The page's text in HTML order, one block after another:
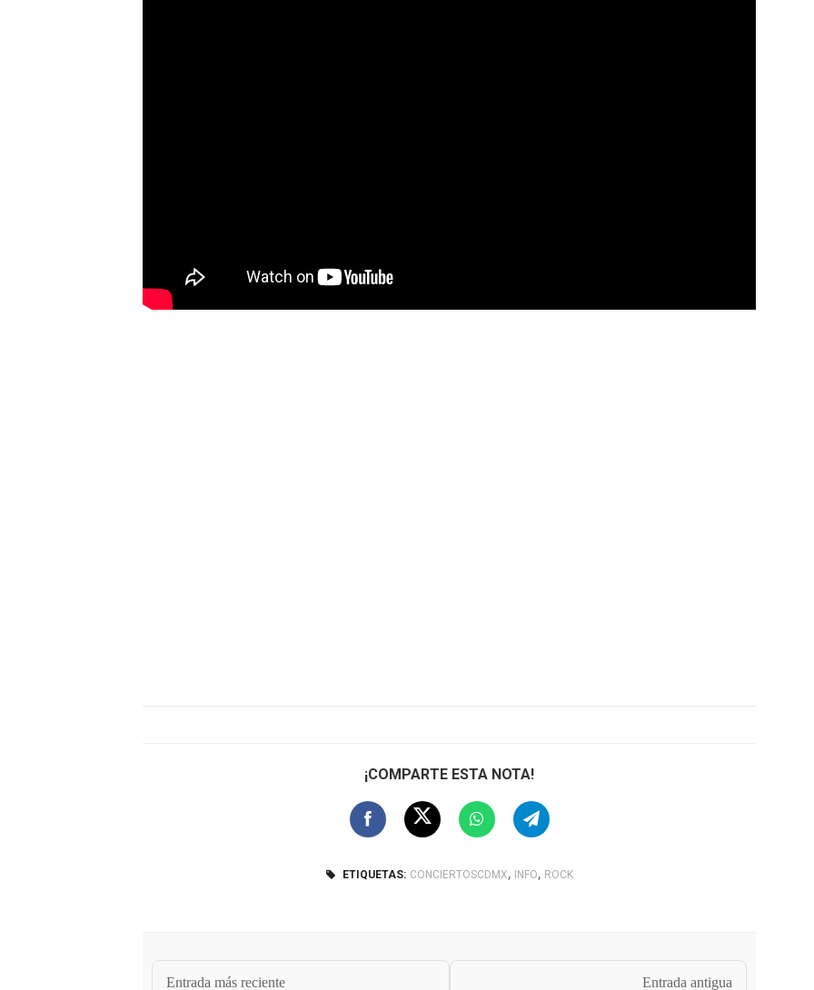
¡COMPARTE ESTA NOTA!
ETIQUETAS: CONCIERTOSCDMX, INFO, ROCK
Entrada más reciente Entrada antigua